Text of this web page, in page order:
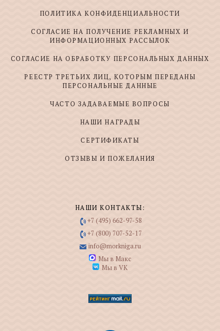
ПОЛИТИКА КОНФИДЕНЦИАЛЬНОСТИ
СОГЛАСИЕ НА ПОЛУЧЕНИЕ РЕКЛАМНЫХ И
ИНФОРМАЦИОННЫХ РАССЫЛОК
СОГЛАСИЕ НА ОБРАБОТКУ ПЕРСОНАЛЬНЫХ ДАННЫХ
РЕЕСТР ТРЕТЬИХ ЛИЦ, КОТОРЫМ ПЕРЕДАНЫ
ПЕРСОНАЛЬНЫЕ ДАННЫЕ
ЧАСТО ЗАДАВАЕМЫЕ ВОПРОСЫ
НАШИ НАГРАДЫ
СЕРТИФИКАТЫ
ОТЗЫВЫ И ПОЖЕЛАНИЯ
НАШИ КОНТАКТЫ:
+7 (495) 662-97-58
+7 (800) 707-52-17
info@morkniga.ru
Мы в Макс
Мы в VK